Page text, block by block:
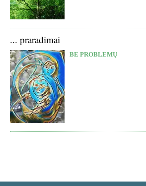
... praradimai
BE PROBLEMŲ